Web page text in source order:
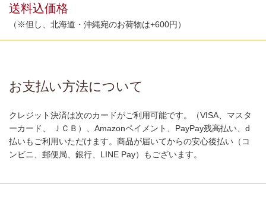
送料込価格
（※但し、北海道・沖縄宛のお荷物は+600円）
お支払い方法について
クレジット決済は次のカードがご利用可能です。（VISA、マスタ
ーカード、 ＪＣＢ）、Amazonペイメント、PayPay残高払い、d
払いもご利用いただけます。商品が届いてからの安心後払い（コ
ンビニ、郵便局、銀行、LINE Pay）もございます。